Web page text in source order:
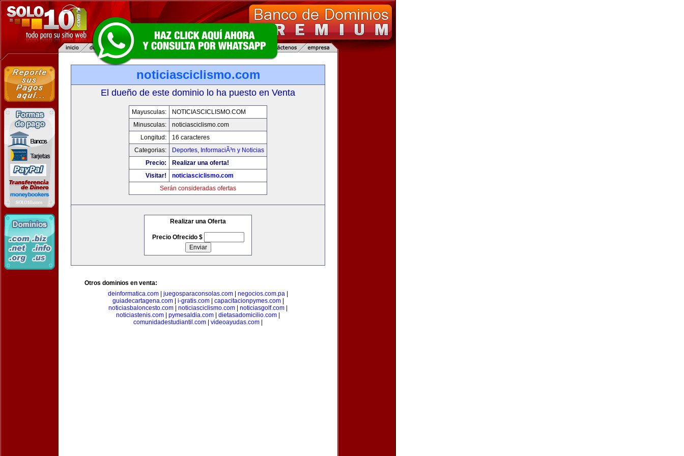
noticiasciclismo.com
El dueño de este dominio lo ha puesto en Venta
Mayusculas:
NOTICIASCICLISMO.COM
Minusculas:
noticiasciclismo.com
Longitud:
16 caracteres
Categorias:
Deportes, InformaciÃ³n y Noticias
Precio:
Realizar una oferta!
Visitar!
noticiasciclismo.com
Serán consideradas ofertas
Realizar una Oferta
Precio Ofrecido $
Otros dominios en venta:
deinformatica.com
juegosparaconsolas.com negocios.com.pa
guiadecartagena.com| i-gratis.com| capacitacionpymes.com|
noticiasbaloncesto.com
noticiasciclismo.com noticiasgolf.com
noticiastenis.com
pymesaldia.com dietasadomicilio.com
comunidadestudiantil.com
videoayudas.com